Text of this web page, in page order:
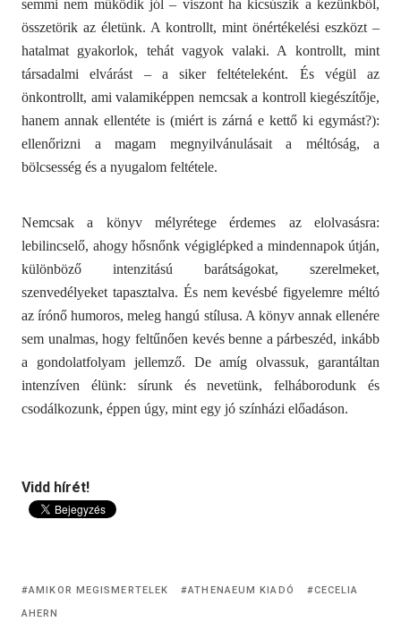
semmi nem működik jól – viszont ha kicsúszik a kezünkből,
összetörik az életünk. A kontrollt, mint önértékelési eszközt –
hatalmat gyakorlok, tehát vagyok valaki. A kontrollt, mint
társadalmi elvárást – a siker feltételeként. És végül az
önkontrollt, ami valamiképpen nemcsak a kontroll kiegészítője,
hanem annak ellentéte is (miért is zárná e kettő ki egymást?):
ellenőrizni a magam megnyilvánulásait a méltóság, a
bölcsesség és a nyugalom feltétele.
Nemcsak a könyv mélyrétege érdemes az elolvasásra:
lebilincselő, ahogy hősnőnk végiglépked a mindennapok útján,
különböző intenzitású barátságokat, szerelmeket,
szenvedélyeket tapasztalva. És nem kevésbé figyelemre méltó
az írónő humoros, meleg hangú stílusa. A könyv annak ellenére
sem unalmas, hogy feltűnően kevés benne a párbeszéd, inkább
a gondolatfolyam jellemző. De amíg olvassuk, garantáltan
intenzíven élünk: sírunk és nevetünk, felháborodunk és
csodálkozunk, éppen úgy, mint egy jó színházi előadáson.
Vidd hírét!
AMIKOR MEGISMERTELEK ATHENAEUM KIADÓ
CECELIA
AHERN